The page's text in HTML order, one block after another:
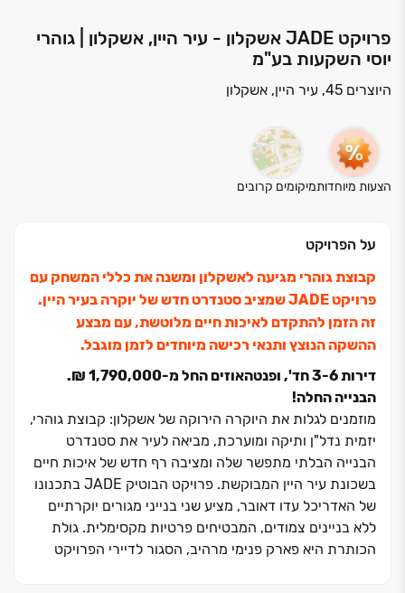
פרויקט JADE אשקלון - עיר היין, אשקלון | גוהרי
יוסי השקעות בע"מ
היוצרים 45, עיר היין, אשקלון
הצעות מיוחדותמיקומים קרובים
על הפרויקט
קבוצת גוהרי מגיעה לאשקלון ומשנה את כללי המשחק עם
פרויקט JADE שמציב סטנדרט חדש של יוקרה בעיר היין.
זה הזמן להתקדם לאיכות חיים מלוטשת, עם מבצע
ההשקה הנוצץ ותנאי רכישה מיוחדים לזמן מוגבל.
דירות ‏3-6 חד', ופנטהאוזים החל מ‏-1,790,000 ‏₪.
הבנייה החלה!
מוזמנים לגלות את היוקרה הירוקה של אשקלון: קבוצת גוהרי,
יזמית נדל"ן ותיקה ומוערכת, מביאה לעיר את סטנדרט
הבנייה הבלתי מתפשר שלה ומציבה רף חדש של איכות חיים
בשכונת עיר היין המבוקשת. פרויקט הבוטיק JADE בתכנונו
של האדריכל עדו דאובר, מציע שני בנייני מגורים יוקרתיים
ללא בניינים צמודים, המבטיחים פרטיות מקסימלית. גולת
הכותרת היא פארק פנימי מרהיב, הסגור לדיירי הפרויקט